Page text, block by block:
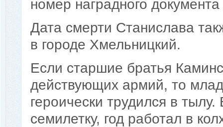
номер наградного
Дата смерти Станислава
в городе Хмельницкий.
Если старшие братья
действующих армий, то
героически трудился в
семилетку, год работал в